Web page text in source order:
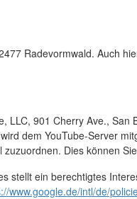
Radevormwald. Auch
901 Cherry Ave.,
dem YouTube-Server
Dies können
ein berechtigtes
www.google.de/intl/de/